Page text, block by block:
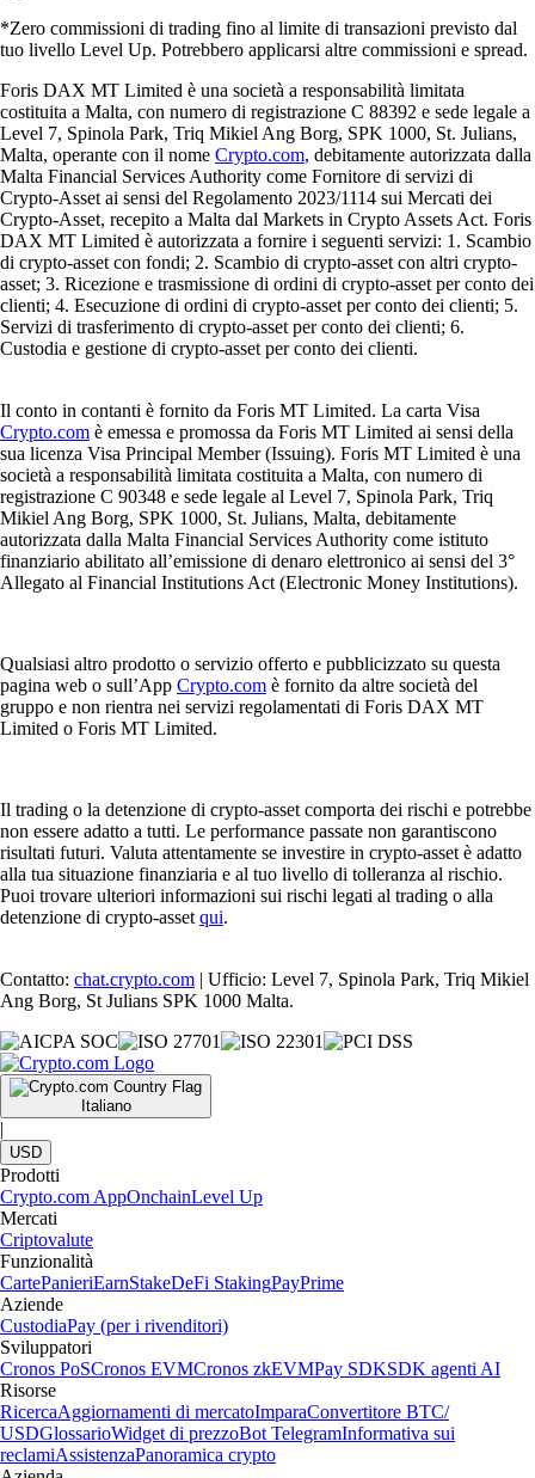
*Zero commissioni di trading fino al limite di transazioni previsto dal
tuo livello Level Up. Potrebbero applicarsi altre commissioni e spread.
Foris DAX MT Limited è una società a responsabilità limitata
costituita a Malta, con numero di registrazione C 88392 e sede legale a
Level 7, Spinola Park, Triq Mikiel Ang Borg, SPK 1000, St. Julians,
Malta, operante con il nome Crypto.com, debitamente autorizzata dalla
Malta Financial Services Authority come Fornitore di servizi di
Crypto-Asset ai sensi del Regolamento 2023/1114 sui Mercati dei
Crypto-Asset, recepito a Malta dal Markets in Crypto Assets Act. Foris
DAX MT Limited è autorizzata a fornire i seguenti servizi: 1. Scambio
di crypto-asset con fondi; 2. Scambio di crypto-asset con altri crypto-
asset; 3. Ricezione e trasmissione di ordini di crypto-asset per conto dei
clienti; 4. Esecuzione di ordini di crypto-asset per conto dei clienti; 5.
Servizi di trasferimento di crypto-asset per conto dei clienti; 6.
Custodia e gestione di crypto-asset per conto dei clienti.
Il conto in contanti è fornito da Foris MT Limited. La carta Visa
Crypto.com è emessa e promossa da Foris MT Limited ai sensi della
sua licenza Visa Principal Member (Issuing). Foris MT Limited è una
società a responsabilità limitata costituita a Malta, con numero di
registrazione C 90348 e sede legale al Level 7, Spinola Park, Triq
Mikiel Ang Borg, SPK 1000, St. Julians, Malta, debitamente
autorizzata dalla Malta Financial Services Authority come istituto
finanziario abilitato all’emissione di denaro elettronico ai sensi del 3°
Allegato al Financial Institutions Act (Electronic Money Institutions).
Qualsiasi altro prodotto o servizio offerto e pubblicizzato su questa
pagina web o sull’App Crypto.com è fornito da altre società del
gruppo e non rientra nei servizi regolamentati di Foris DAX MT
Limited o Foris MT Limited.
Il trading o la detenzione di crypto-asset comporta dei rischi e potrebbe
non essere adatto a tutti. Le performance passate non garantiscono
risultati futuri. Valuta attentamente se investire in crypto-asset è adatto
alla tua situazione finanziaria e al tuo livello di tolleranza al rischio.
Puoi trovare ulteriori informazioni sui rischi legati al trading o alla
detenzione di crypto-asset qui.
Contatto: chat.crypto.com | Ufficio: Level 7, Spinola Park, Triq Mikiel
Ang Borg, St Julians SPK 1000 Malta.
Italiano
|
USD
Prodotti
Crypto.com AppOnchainLevel Up
Mercati
Criptovalute
Funzionalità
CartePanieriEarnStakeDeFi StakingPayPrime
Aziende
CustodiaPay (per i rivenditori)
Sviluppatori
Cronos PoSCronos EVMCronos zkEVMPay SDKSDK agenti AI
Risorse
RicercaAggiornamenti di mercatoImparaConvertitore BTC/
USDGlossarioWidget di prezzoBot TelegramInformativa sui
reclamiAssistenzaPanoramica crypto